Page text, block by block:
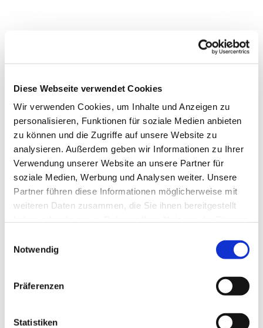
Diese Webseite verwendet Cookies
Wir verwenden Cookies, um Inhalte und Anzeigen zu
personalisieren, Funktionen für soziale Medien anbieten
zu können und die Zugriffe auf unsere Website zu
analysieren. Außerdem geben wir Informationen zu Ihrer
Verwendung unserer Website an unsere Partner für
soziale Medien, Werbung und Analysen weiter. Unsere
Partner führen diese Informationen möglicherweise mit
weiteren Daten zusammen, die Sie ihnen bereitgestellt
Notwendig
Präferenzen
Statistiken
Dies könnte Sie auch
interessieren